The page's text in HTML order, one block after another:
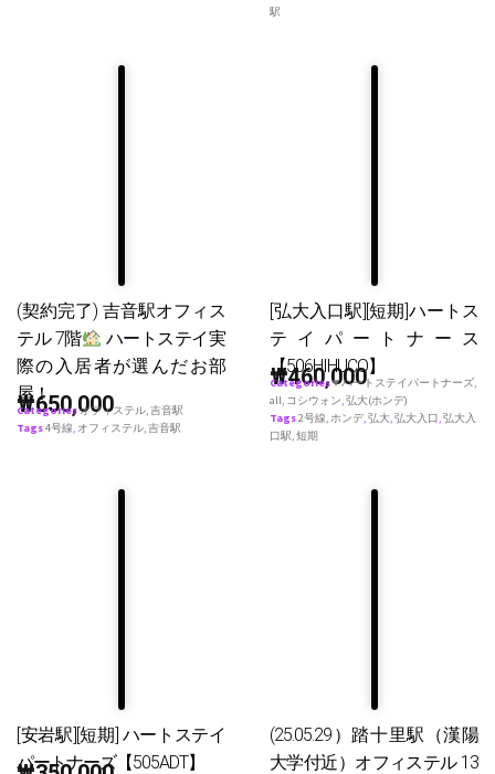
駅
(契約完了) 吉音駅オフィス
テル 7階
ハートステイ実
際の入居者が選んだお部
屋！
₩650,000
Categoriesオフィステル,吉音駅
Tags4号線, オフィステル,吉音駅
[弘大入口駅][短期]ハートス
テイパートナース
【506HIHUCO】
₩460,000
Categories♥ ハートステイパートナーズ,
all, コシウォン,弘大(ホンデ)
Tags2号線,ホンデ,弘大,弘大入口,弘大入
口駅,短期
[安岩駅][短期] ハートステイ
パートナーズ【505ADT】
(25.05.29）踏十里駅（漢陽
大学付近）オフィステル 13